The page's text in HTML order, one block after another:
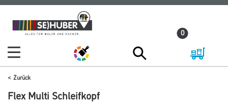
Zum
Inhalt
Zum
Navigationsmenü
0
Zurück
Flex Multi Schleifkopf